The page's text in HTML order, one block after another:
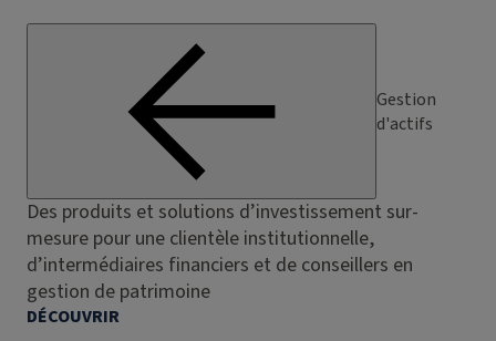
Gestion
d'actifs
Des produits et solutions d’investissement sur-
mesure pour une clientèle institutionnelle,
d’intermédiaires financiers et de conseillers en
gestion de patrimoine
DÉCOUVRIR